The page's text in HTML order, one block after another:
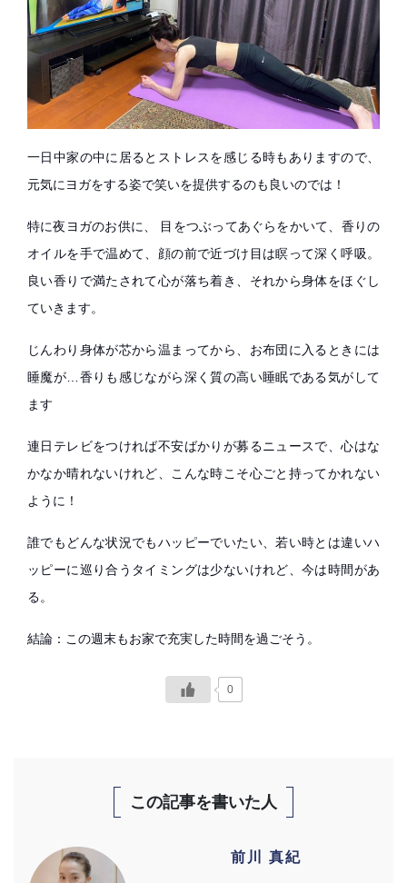
一日中家の中に居るとストレスを感じる時もありますので、
元気にヨガをする姿で笑いを提供するのも良いのでは！
特に夜ヨガのお供に、 目をつぶってあぐらをかいて、香りの
オイルを手で温めて、顔の前で近づけ目は瞑って深く呼吸。
良い香りで満たされて心が落ち着き、それから身体をほぐし
ていきます。
じんわり身体が芯から温まってから、お布団に入るときには
睡魔が…香りも感じながら深く質の高い睡眠である気がして
ます
連日テレビをつければ不安ばかりが募るニュースで、心はな
かなか晴れないけれど、こんな時こそ心ごと持ってかれない
ように！
誰でもどんな状況でもハッピーでいたい、若い時とは違いハ
ッピーに巡り合うタイミングは少ないけれど、今は時間があ
る。
結論：この週末もお家で充実した時間を過ごそう。
0
この記事を書いた人
前川 真紀